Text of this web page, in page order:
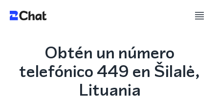
Obtén un número
telefónico 449 en Šilalė,
Lituania